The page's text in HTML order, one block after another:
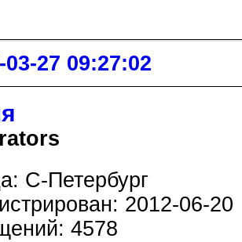
03-27 09:27:02
С-Петербург
2012-06-20
4578